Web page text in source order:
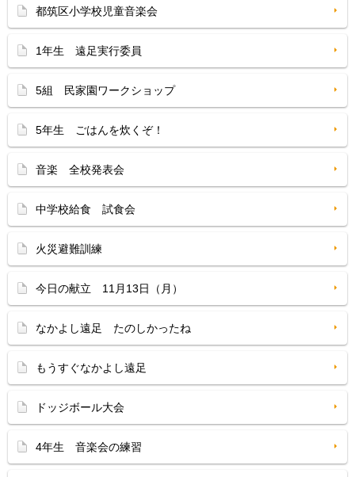
都筑区小学校児童音楽会
1年生 遠足実行委員
5組 民家園ワークショップ
5年生 ごはんを炊くぞ！
音楽 全校発表会
中学校給食 試食会
火災避難訓練
今日の献立 11月13日（月）
なかよし遠足 たのしかったね
もうすぐなかよし遠足
ドッジボール大会
4年生 音楽会の練習